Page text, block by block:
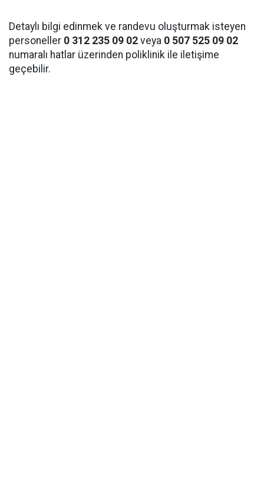
Detaylı bilgi edinmek ve randevu oluşturmak isteyen
personeller 0 312 235 09 02 veya 0 507 525 09 02
numaralı hatlar üzerinden poliklinik ile iletişime
geçebilir.